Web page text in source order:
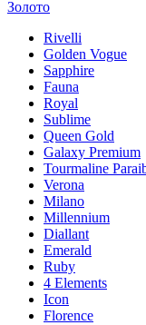
Золото
Rivelli
Golden Vogue
Sapphire
Fauna
Royal
Sublime
Queen Gold
Galaxy Premium
Tourmaline
Verona
Milano
Millennium
Diallant
Emerald
Ruby
4 Elements
Icon
Florence